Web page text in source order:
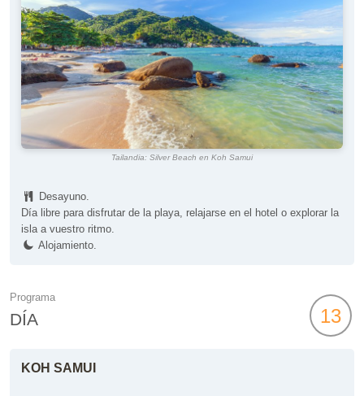
Tailandia: Silver Beach en Koh Samui
Desayuno.
Día libre para disfrutar de la playa, relajarse en el hotel o explorar la
isla a vuestro ritmo.
Alojamiento.
Programa
DÍA 13
KOH SAMUI